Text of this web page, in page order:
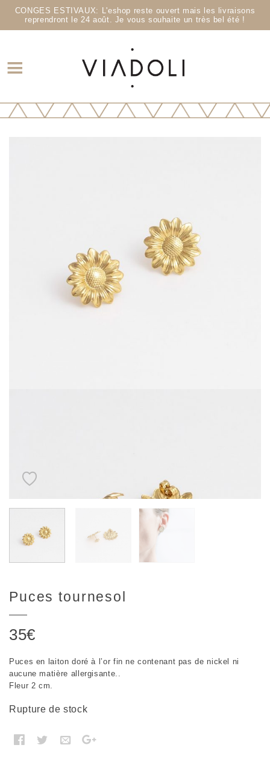
CONGES ESTIVAUX: L'eshop reste ouvert mais les livraisons
reprendront le 24 août. Je vous souhaite un très bel été !
Puces tournesol
35€
Puces en laiton doré à l’or fin ne contenant pas de nickel ni
aucune matière allergisante..
Fleur 2 cm.
Rupture de stock